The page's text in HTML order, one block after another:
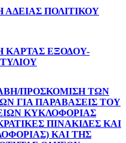
ΆΔΕΙΑΣ ΠΟΛΙΤΙΚΟΎ
ΚΆΡΤΑΣ ΕΞΌΔΟΥ-
ΠΡΟΣΚΌΜΙΣΗ ΤΩΝ
ΓΙΑ ΠΑΡΑΒΆΣΕΙΣ ΤΟΥ
ΚΥΚΛΟΦΟΡΊΑΣ
ΠΙΝΑΚΊΔΕΣ ΚΑΙ
ΚΑΙ ΤΗΣ